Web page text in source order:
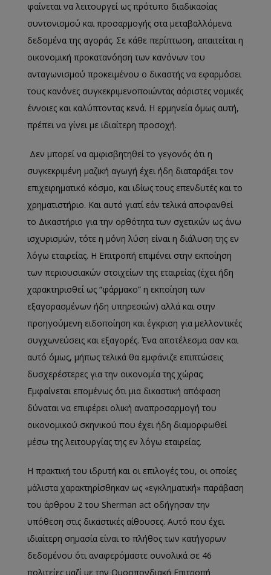
φαίνεται να λειτουργεί ως πρότυπο διαδικασίας
συντονισμού και προσαρμογής στα μεταβαλλόμενα
δεδομένα της αγοράς. Σε κάθε περίπτωση, απαιτείται η
οικονομική προκατανόηση των κανόνων του
ανταγωνισμού προκειμένου ο δικαστής να εφαρμόσει
τους κανόνες συγκεκριμενοποιώντας αόριστες νομικές
έννοιες και καλύπτοντας κενά. Η ερμηνεία όμως αυτή,
πρέπει να γίνει με ιδιαίτερη προσοχή.
Δεν μπορεί να αμφισβητηθεί το γεγονός ότι η
συγκεκριμένη μαζική αγωγή έχει ήδη διαταράξει τον
επιχειρηματικό κόσμο, και ιδίως τους επενδυτές και το
χρηματιστήριο. Και αυτό γιατί εάν τελικά αποφανθεί
το Δικαστήριο για την ορθότητα των σχετικών ως άνω
ισχυρισμών, τότε η μόνη λύση είναι η διάλυση της εν
λόγω εταιρείας. Η Επιτροπή επιμένει στην εκποίηση
των περιουσιακών στοιχείων της εταιρείας (έχει ήδη
χαρακτηρισθεί ως “φάρμακo” η εκποίηση των
εξαγορασμένων ήδη υπηρεσιών) αλλά και στην
προηγούμενη ειδοποίηση και έγκριση για μελλοντικές
συγχωνεύσεις και εξαγορές. Ένα αποτέλεσμα σαν και
αυτό όμως, μήπως τελικά θα εμφάνιζε επιπτώσεις
δυσχερέστερες για την οικονομία της χώρας;
Εμφαίνεται επομένως ότι μια δικαστική απόφαση
δύναται να επιφέρει ολική αναπροσαρμογή του
οικονομικού σκηνικού που έχει ήδη διαμορφωθεί
μέσω της λειτουργίας της εν λόγω εταιρείας.
Η πρακτική του ιδρυτή και οι επιλογές του, οι οποίες
μάλιστα χαρακτηρίσθηκαν ως «εγκληματική» παράβαση
του άρθρου 2 του Sherman act οδήγησαν την
υπόθεση στις δικαστικές αίθουσες. Αυτό που έχει
ιδιαίτερη σημασία είναι το πλήθος των κατήγορων
δεδομένου ότι αναφερόμαστε συνολικά σε 46
πολιτείες μαζί με την Ομοσπονδιακή Επιτροπή